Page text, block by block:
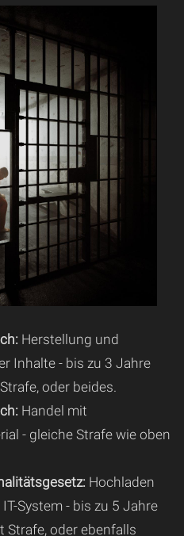
Herstellung und
Inhalte - bis zu 3 Jahre
oder beides.
Handel mit
- gleiche Strafe wie oben
Hochladen
System - bis zu 5 Jahre
Strafe, oder ebenfalls